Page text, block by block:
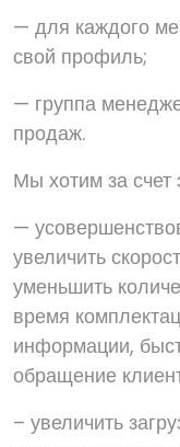
— для каждого
свой профиль;
— группа
продаж.
Мы хотим за счет
—
увеличить
уменьшить
время
информации,
обращение
– увеличить